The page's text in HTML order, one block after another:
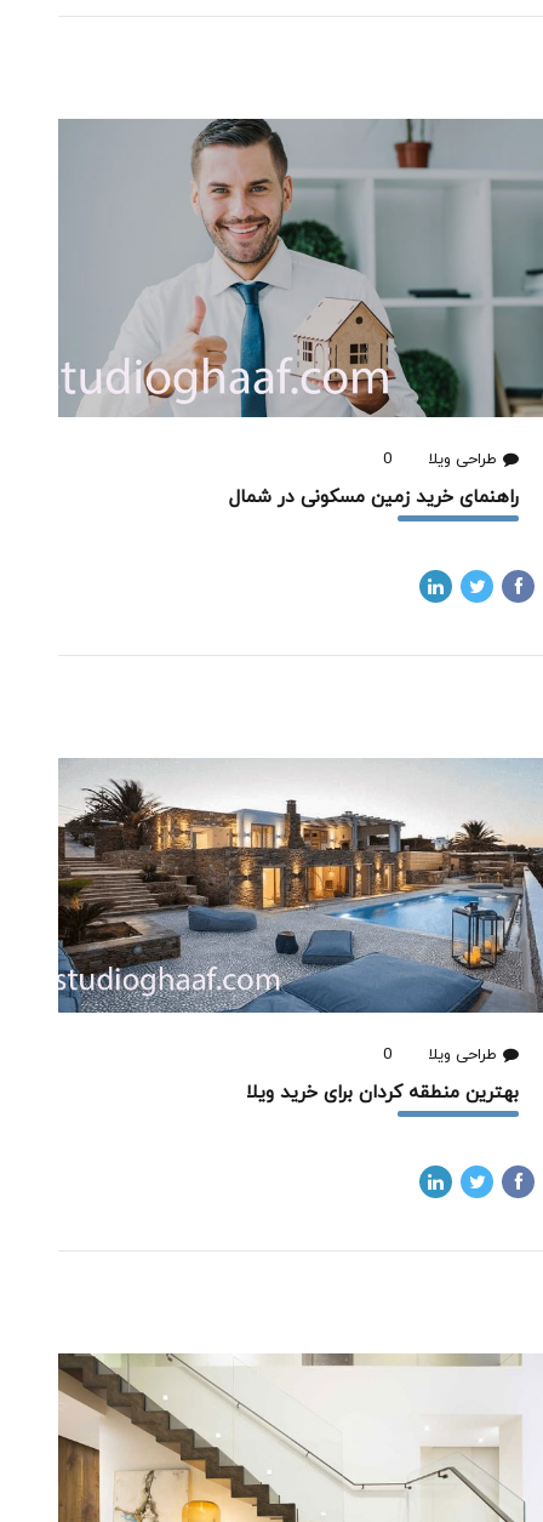
طراحی ویلا 0
راهنمای خرید زمین مسکونی در شمال
طراحی ویلا 0
بهترین منطقه کردان برای خرید ویلا